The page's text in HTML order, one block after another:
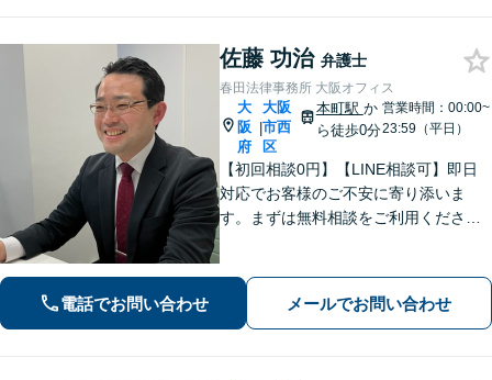
佐藤 功治 弁護士
春田法律事務所 大阪オフィス
大
阪
府
|
大阪
市西
区
本町駅 か
ら徒歩0分
営業時間：00:00~
23:59（平日）
【初回相談0円】【LINE相談可】即日
対応でお客様のご不安に寄り添いま
す。まずは無料相談をご利用くださ
電話でお問い合わせ メールでお問い合わせ